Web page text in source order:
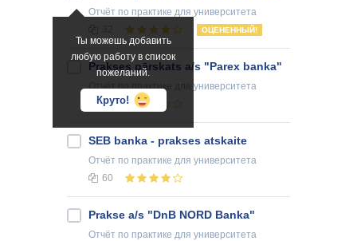
Ты можешь добавить
любую работу в список
пожеланий.
Круто!
Отчёт по практике для университета
ОЦЕНЕННЫЙ!
Prakses pārskats a/s "Parex banka"
Отчёт по практике
для университета
33
SEB banka - prakses atskaite
Отчёт по практике для университета
60
Prakse a/s "DnB NORD Banka"
Отчёт по практике для университета